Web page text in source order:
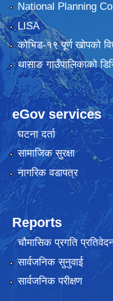
National Planning
LISA
कोभिड-१९ पूर्ण खोपको
थासाङ गाउँपालिकाको
eGov services
घटना दर्ता
सामाजिक सुरक्षा
नागरिक वडापत्र
Reports
चौमासिक प्रगति
सार्वजनिक सुनुवाई
सार्वजनिक परीक्षण